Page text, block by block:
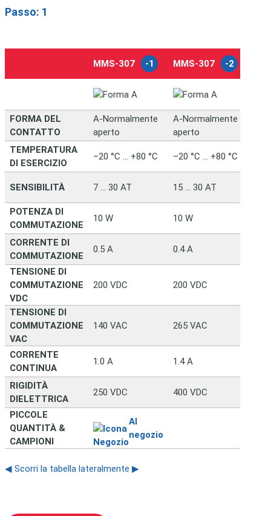
Passo: 1
MMS-307 -1 MMS-307 -2
FORMA DEL
CONTATTO
A-Normalmente
aperto
A-Normalmente
aperto
TEMPERATURA
DI ESERCIZIO
–20 °C … +80 °C –20 °C … +80 °C
SENSIBILITÀ 7 … 30 AT 15 … 30 AT
POTENZA DI
COMMUTAZIONE
10 W 10 W
CORRENTE DI
COMMUTAZIONE
0.5 A 0.4 A
TENSIONE DI
COMMUTAZIONE
VDC
200 VDC 200 VDC
TENSIONE DI
COMMUTAZIONE
VAC
140 VAC 265 VAC
CORRENTE
CONTINUA
1.0 A 1.4 A
RIGIDITÀ
DIELETTRICA
250 VDC 400 VDC
PICCOLE
QUANTITÀ &
CAMPIONI
Al
negozio
◀ Scorri la tabella lateralmente ▶